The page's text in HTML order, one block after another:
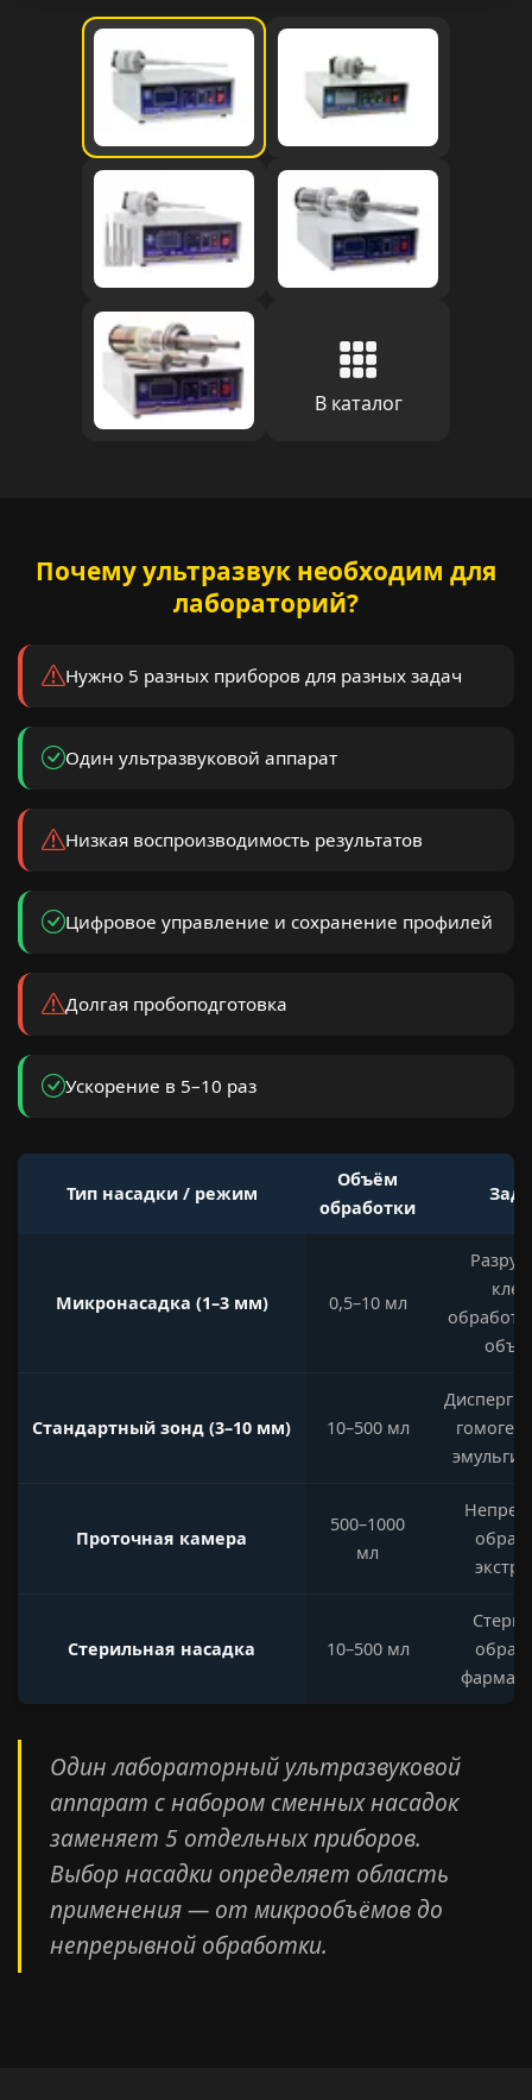
В каталог
Почему ультразвук необходим для
лабораторий?
Нужно 5 разных приборов для разных задач
Один ультразвуковой аппарат
Низкая воспроизводимость результатов
Цифровое управление и сохранение профилей
Долгая пробоподготовка
Ускорение в 5–10 раз
Тип насадки / режим
Объём
обработки
Микронасадка (1–3 мм) 0,5–10 мл
Стандартный зонд (3–10 мм) 10–500 мл
Проточная камера
500–1000
мл
Стерильная насадка 10–500 мл
Один лабораторный ультразвуковой
аппарат с набором сменных насадок
заменяет 5 отдельных приборов.
Выбор насадки определяет область
применения — от микрообъёмов до
непрерывной обработки.